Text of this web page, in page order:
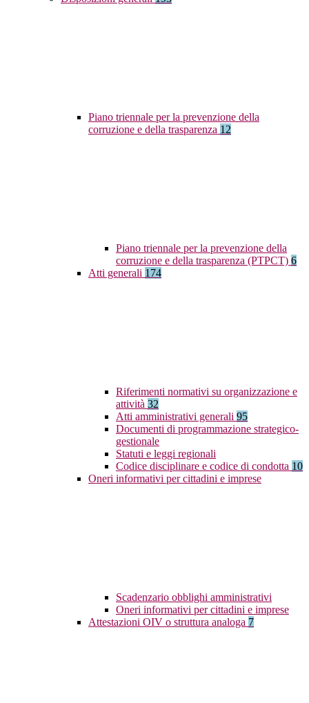
Piano triennale per la prevenzione della
corruzione e della trasparenza 12
Piano triennale per la prevenzione della
corruzione e della trasparenza (PTPCT) 6
Atti generali 174
Riferimenti normativi su organizzazione e
attività 32
Atti amministrativi generali 95
Documenti di programmazione strategico-
gestionale
Statuti e leggi regionali
Codice disciplinare e codice di condotta 10
Oneri informativi per cittadini e imprese
Scadenzario obblighi amministrativi
Oneri informativi per cittadini e imprese
Attestazioni OIV o struttura analoga 7